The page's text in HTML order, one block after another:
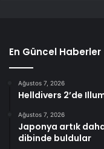
En Güncel Haberler
Ağustos 7, 2026
Helldivers 2’de
Ağustos 7, 2026
Japonya artık
dibinde buldular